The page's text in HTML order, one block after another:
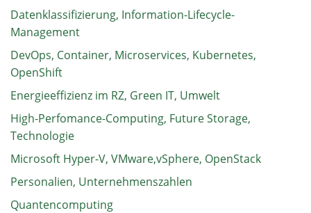
Datenklassifizierung, Information-Lifecycle-
Management
DevOps, Container, Microservices, Kubernetes,
OpenShift
Energieeffizienz im RZ, Green IT, Umwelt
High-Perfomance-Computing, Future Storage,
Technologie
Microsoft Hyper-V, VMware,vSphere, OpenStack
Personalien, Unternehmenszahlen
Quantencomputing